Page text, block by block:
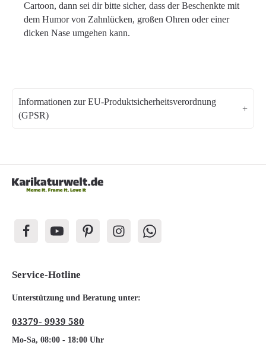
Cartoon, dann sei dir bitte sicher, dass der Beschenkte mit
dem Humor von Zahnlücken, großen Ohren oder einer
dicken Nase umgehen kann.
Informationen zur EU-Produktsicherheitsverordnung
(GPSR)
Service-Hotline
Unterstützung und Beratung unter:
03379- 9939 580
Mo-Sa, 08:00 - 18:00 Uhr